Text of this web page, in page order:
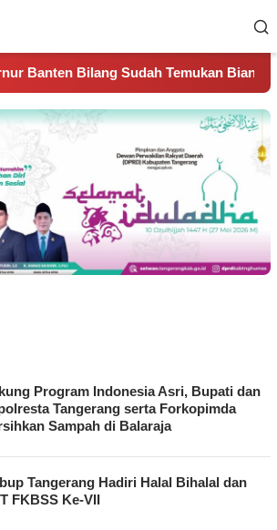
Biang Kerok Sungai Cisadane
Program Indonesia Asri, Bupati dan
Tangerang serta Forkopimda
Sampah di Balaraja
Tangerang Hadiri Halal Bihalal dan
FKBSS Ke-VII